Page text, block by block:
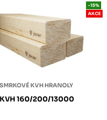
SMRKOVÉ KVH HRANOLY
KVH 160/200/13000
-15%
AKCE